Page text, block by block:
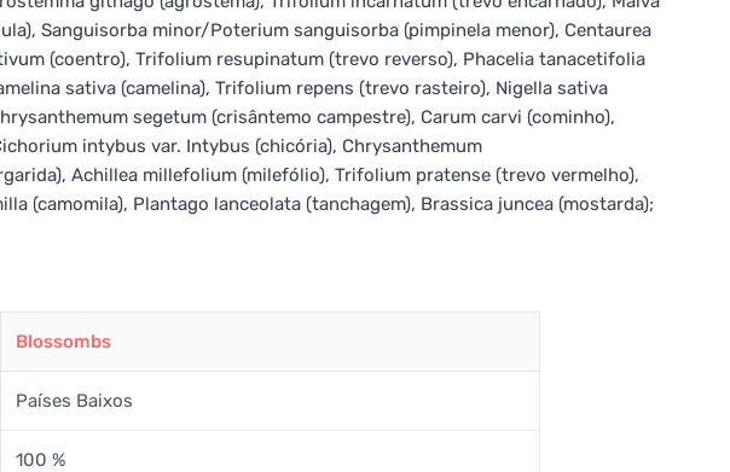
Sanguisorba minor/Poterium sanguisorba (pimpinela menor), Centaurea
(coentro), Trifolium resupinatum (trevo reverso), Phacelia tanacetifolia
sativa (camelina), Trifolium repens (trevo rasteiro), Nigella sativa
segetum (crisântemo campestre), Carum carvi (cominho),
intybus var. Intybus (chicória), Chrysanthemum
Achillea millefolium (milefólio), Trifolium pratense (trevo vermelho),
(camomila), Plantago lanceolata (tanchagem), Brassica juncea (mostarda);
Blossombs
Países Baixos
100 %